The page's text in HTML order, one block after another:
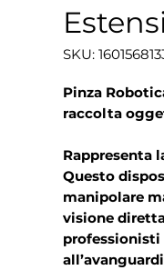
SKU:
Pinza
raccolta
Rappresenta
Questo
manipolare
visione
professionisti